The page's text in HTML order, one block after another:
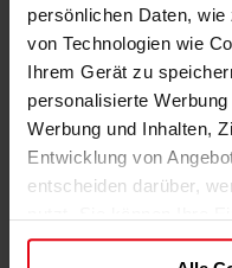
persönlichen Daten,
von Technologien wie
Ihrem Gerät zu
personalisierte
Werbung und Inhalten,
Entwicklung von
entscheiden darüber,
Cookie-Erklärung oder
Mo,
bis
SSV
15:30